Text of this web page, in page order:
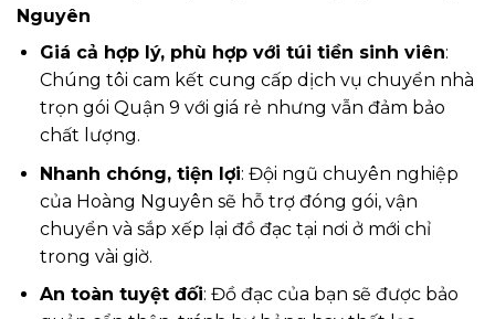
Nguyên
Giá cả hợp lý, phù hợp với túi tiền sinh viên:
Chúng tôi cam kết cung cấp dịch vụ chuyển nhà
trọn gói Quận 9 với giá rẻ nhưng vẫn đảm bảo
chất lượng.
Nhanh chóng, tiện lợi: Đội ngũ chuyên nghiệp
của Hoàng Nguyên sẽ hỗ trợ đóng gói, vận
chuyển và sắp xếp lại đồ đạc tại nơi ở mới chỉ
trong vài giờ.
An toàn tuyệt đối: Đồ đạc của bạn sẽ được bảo